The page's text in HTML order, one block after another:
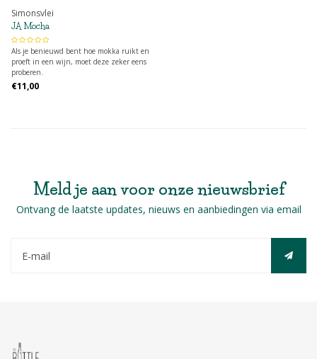
Simonsvlei
JA Mocha
Als je benieuwd bent hoe mokka ruikt en
proeft in een wijn, moet deze zeker eens
proberen.
€11,00
Meld je aan voor onze nieuwsbrief
Ontvang de laatste updates, nieuws en aanbiedingen via email